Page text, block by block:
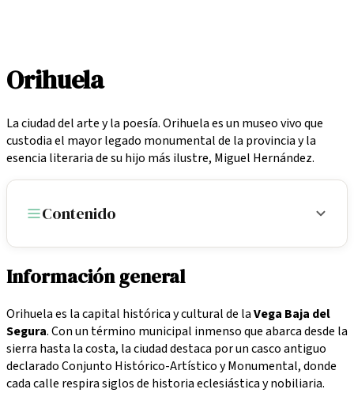
Orihuela
La ciudad del arte y la poesía. Orihuela es un museo vivo que
custodia el mayor legado monumental de la provincia y la
esencia literaria de su hijo más ilustre, Miguel Hernández.
Contenido
Información general
Orihuela es la capital histórica y cultural de laVega Baja del
Segura. Con un término municipal inmenso que abarca desde la
sierra hasta la costa, la ciudad destaca por un casco antiguo
declarado Conjunto Histórico-Artístico y Monumental, donde
cada calle respira siglos de historia eclesiástica y nobiliaria.